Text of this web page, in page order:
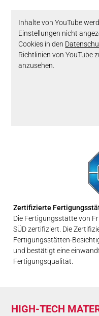
Inhalte von YouTube
Einstellungen nicht
Cookies in den
Richtlinien von YouTube
anzusehen.
Zertifizierte
Die Fertigungsstätte von
SÜD zertifiziert. Die
Fertigungsstätten-
und bestätigt eine
Fertigungsqualität.
HIGH-TECH